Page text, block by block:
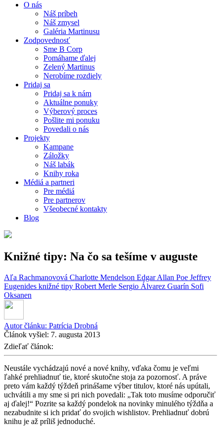
O nás
Náš príbeh
Náš zmysel
Galéria Martinusu
Zodpovednosť
Sme B Corp
Pomáhame ďalej
Zelený Martinus
Nerobíme rozdiely
Pridaj sa
Pridaj sa k nám
Aktuálne ponuky
Výberový proces
Pošlite mi ponuku
Povedali o nás
Projekty
Kampane
Záložky
Náš labák
Knihy roka
Médiá a partneri
Pre médiá
Pre partnerov
Všeobecné kontakty
Blog
Knižné tipy: Na čo sa tešíme v auguste
Aľa Rachmanovová Charlotte Mendelson Edgar Allan Poe Jeffrey
Eugenides knižné tipy Robert Merle Sergio Álvarez Guarín Sofi
Oksanen
Autor článku: Patrícia Drobná
Článok vyšiel: 7. augusta 2013
Zdieľať článok:
Neustále vychádzajú nové a nové knihy, vďaka čomu je veľmi
ľahké prehliadnuť tie, ktoré skutočne stoja za pozornosť. A práve
preto vám každý týždeň prinášame výber titulov, ktoré nás upútali,
uchvátili a my sme si pri nich povedali: „Tak toto musíme odporučiť
aj ďalej!“ Pozrite sa každý pondelok na novinky minulého týždňa a
nezabudnite si ich pridať do svojich wishlistov. Prehliadnuť dobrú
knihu je až príliš jednoduché.